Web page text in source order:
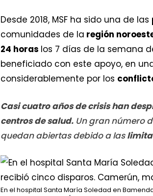
Desde 2018, MSF ha sido una de las
comunidades de la región
24 horas los 7 días de la semana
beneficiado con este apoyo, en
considerablemente por los
Casi cuatro años de crisis han
centros de salud. Un gran número
quedan abiertas debido a las
En el hospital Santa María Soledad en